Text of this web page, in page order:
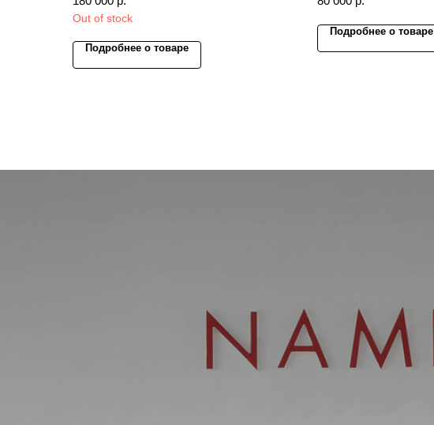
Out of stock
Подробнее о товаре
Подробнее о товаре